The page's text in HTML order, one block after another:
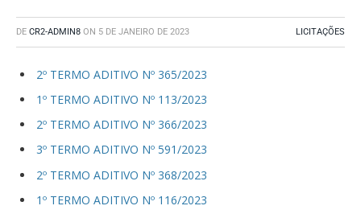
DE CR2-ADMIN8 ON 5 DE JANEIRO DE 2023 LICITAÇÕES
2º TERMO ADITIVO Nº 365/2023
1º TERMO ADITIVO Nº 113/2023
2º TERMO ADITIVO Nº 366/2023
3º TERMO ADITIVO Nº 591/2023
2º TERMO ADITIVO Nº 368/2023
1º TERMO ADITIVO Nº 116/2023